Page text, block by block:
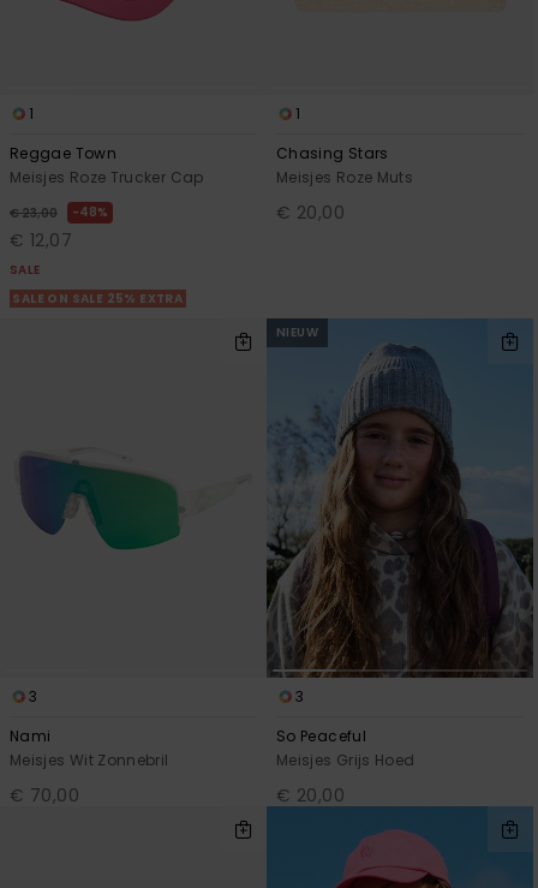
1
Reggae Town
Meisjes Roze Trucker Cap
€ 23,00 48%
€ 12,07
SALE
SALE ON SALE 25% EXTRA
1
Chasing Stars
Meisjes Roze Muts
€ 20,00
3
Nami
Meisjes Wit Zonnebril
€ 70,00
NIEUW
3
So Peaceful
Meisjes Grijs Hoed
€ 20,00